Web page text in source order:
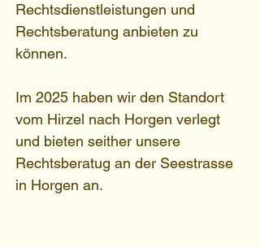
Rechtsdienstleistungen und
Rechtsberatung anbieten zu
können.
Im 2025 haben wir den Standort
vom Hirzel nach Horgen verlegt
und bieten seither unsere
Rechtsberatug an der Seestrasse
in Horgen an.